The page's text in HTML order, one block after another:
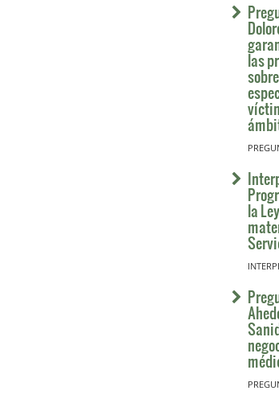
las
la